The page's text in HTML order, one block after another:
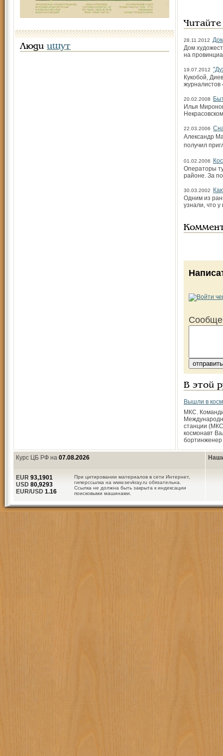
Люди ищут
28.11.2012
Дом
на
19.07.2012
Кукобой,
журналистов
20.02.2008
Илья
22.03.2006
Александр
получил
01.02.2006
Операторы
районе. За
30.03.2002
Одним из
узнали, что
В этой
Вышли в
МКС.
станции
космонавт
бортинженер
Курс ЦБ РФ на 07.08.2026
При цитировании материалов в сети Интернет,
гиперссылка на www.sevkray.ru обязательна.
Ссылка не должна быть закрыта к индексации
поисковыми машинами.
EUR 93,1901
USD 80,9293
EUR/USD 1.16